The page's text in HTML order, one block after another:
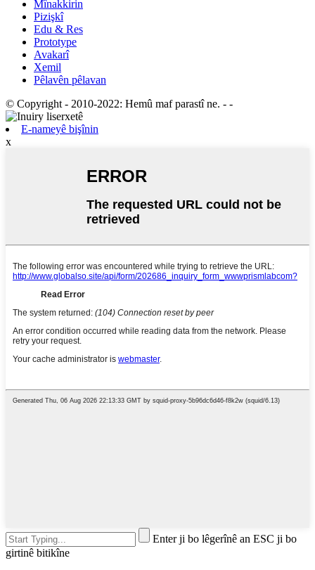
Mînakkirin
Pizişkî
Edu & Res
Prototype
Avakarî
Xemil
Pêlavên pêlavan
© Copyright - 2010-2022: Hemû maf parastî ne. - -
E-nameyê bişînin
x
Enter ji bo lêgerînê an ESC ji bo
girtinê bitikîne